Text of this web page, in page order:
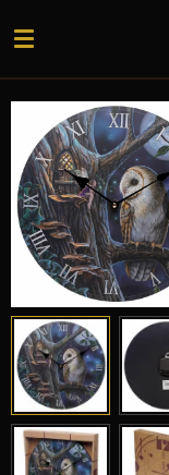
direct
naar
de
hoofdinhoud